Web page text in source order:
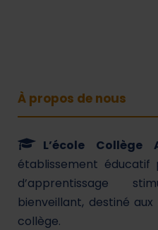
À propos de nous
L’école Collège
établissement
d’apprentissage
bienveillant, destiné
collège.